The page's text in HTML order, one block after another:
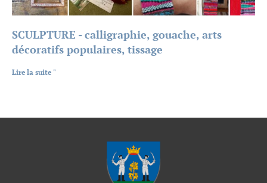
SCULPTURE - calligraphie, gouache, arts
décoratifs populaires, tissage
Lire la suite "